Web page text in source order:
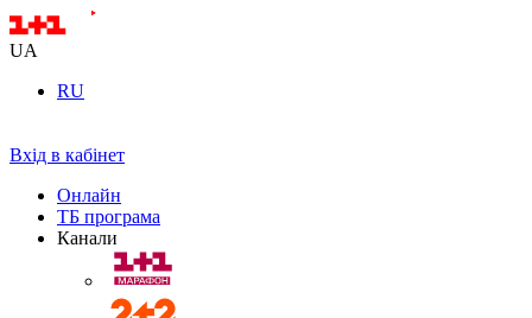
UA
RU
Вхід в кабінет
Онлайн
ТБ програма
Канали